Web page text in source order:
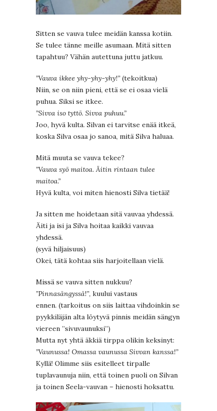
Sitten se vauva tulee meidän kanssa kotiin.
Se tulee tänne meille asumaan. Mitä sitten
tapahtuu? Vähän autettuna juttu jatkuu.
”Vauva ikkee yhy-yhy-yhy!” (tekoitkua)
Niin, se on niin pieni, että se ei osaa vielä
puhua. Siksi se itkee.
”Sivva iso tyttö. Sivva puhuu.”
Joo, hyvä kulta. Silvan ei tarvitse enää itkeä,
koska Silva osaa jo sanoa, mitä Silva haluaa.
Mitä muuta se vauva tekee?
”Vauva syö maitoa. Äitin rintaan tulee
maitoa.”
Hyvä kulta, voi miten hienosti Silva tietää!
Ja sitten me hoidetaan sitä vauvaa yhdessä.
Äiti ja isi ja Silva hoitaa kaikki vauvaa
yhdessä.
(syvä hiljaisuus)
Okei, tätä kohtaa siis harjoitellaan vielä.
Missä se vauva sitten nukkuu?
”Pinnasängyssä!”, kuului vastaus
ennen. (tarkoitus on siis laittaa vihdoinkin se
pyykkiläjän alta löytyvä pinnis meidän sängyn
viereen ”sivuvaunuksi”)
Mutta nyt yhtä äkkiä tirppa olikin keksinyt:
”Vaunussa! Omassa vaunussa Sivvan kanssa!”
Kyllä! Olimme siis esitelleet tirpalle
tuplavaunuja niin, että toinen puoli on Silvan
ja toinen Seela-vauvan – hienosti hoksattu.